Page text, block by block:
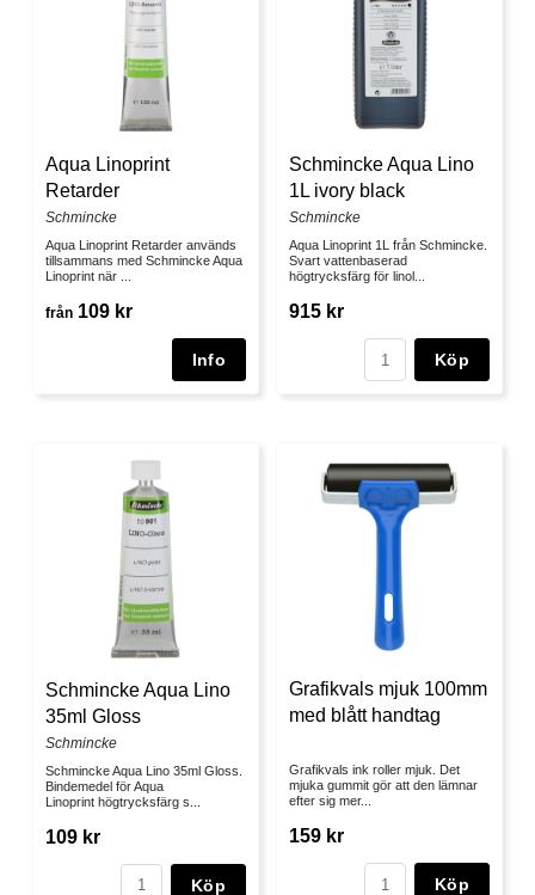
Aqua Linoprint
Retarder
Schmincke
Aqua Linoprint Retarder används
tillsammans med Schmincke Aqua
Linoprint när ...
från 109 kr
Schmincke Aqua Lino
1L ivory black
Schmincke
Aqua Linoprint 1L från Schmincke.
Svart vattenbaserad
högtrycksfärg för linol...
915 kr
Köp
Schmincke Aqua Lino
35ml Gloss
Schmincke
Schmincke Aqua Lino 35ml Gloss.
Bindemedel för Aqua
Linoprint högtrycksfärg s...
109 kr
Köp
Grafikvals mjuk 100mm
med blått handtag
Grafikvals ink roller mjuk. Det
mjuka gummit gör att den lämnar
efter sig mer...
159 kr
Köp